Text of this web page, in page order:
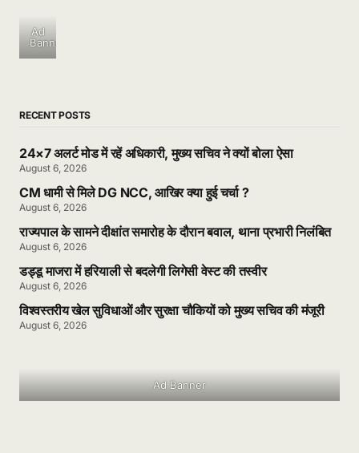
Ad
Banner
RECENT POSTS
24×7 अलर्ट मोड में रहें अधिकारी, मुख्य सचिव ने क्यों बोला ऐसा
August 6, 2026
CM धामी से मिले DG NCC, आखिर क्या हुई चर्चा ?
August 6, 2026
राज्यपाल के सामने दीक्षांत समारोह के दौरान बवाल, थाना प्रभारी निलंबित
August 6, 2026
डड्डू माजरा में हरियाली से बदलेगी लिगेसी वेस्ट की तस्वीर
August 6, 2026
विश्वस्तरीय खेल सुविधाओं और सुरक्षा चौकियों को मुख्य सचिव की मंजूरी
August 6, 2026
Ad Banner